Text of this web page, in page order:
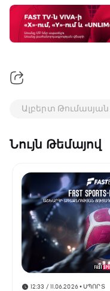
Ալբերտ Թումասյան
Նույն Թեմայով
12:33 / 11.06.2026• ՍՊՈՐՏ